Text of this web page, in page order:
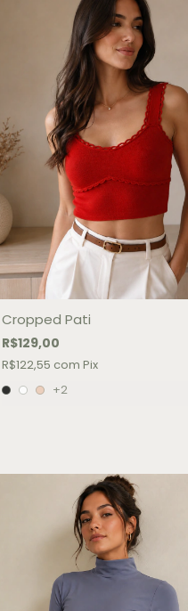
Cropped Pati
R$129,00
R$122,55 com Pix
+2